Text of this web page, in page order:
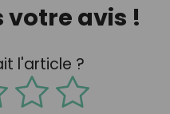
votre avis !
l'article ?